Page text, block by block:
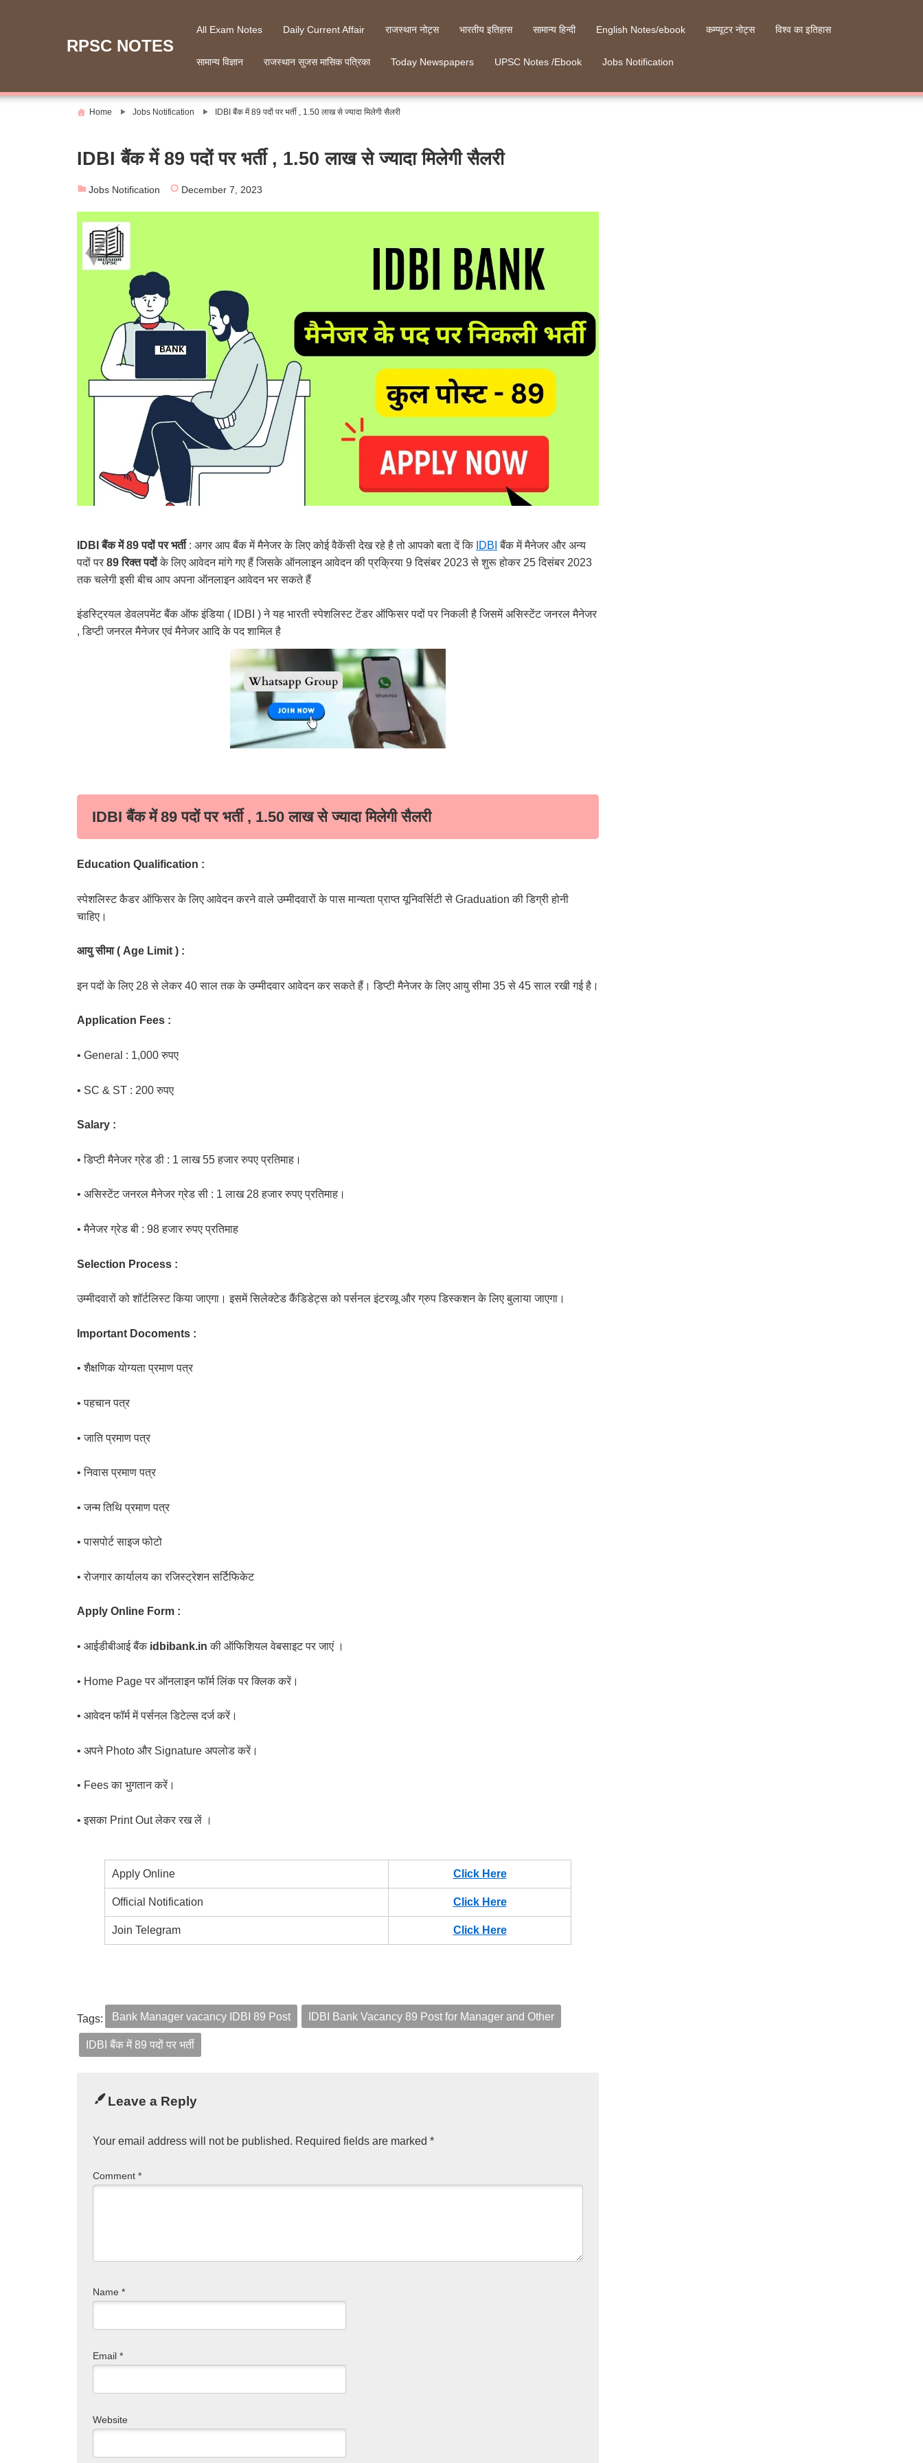
RPSC NOTES
All Exam Notes Daily Current Affair राजस्थान नोट्स भारतीय इतिहास सामान्य हिन्दी English Notes/ebook कम्प्यूटर नोट्स विश्व का इतिहास
सामान्य विज्ञान राजस्थान सुजस मासिक पत्रिका Today Newspapers UPSC Notes /Ebook Jobs Notification
Home Jobs Notification IDBI बैंक में 89 पदों पर भर्ती , 1.50 लाख से ज्यादा मिलेगी सैलरी
IDBI बैंक में 89 पदों पर भर्ती , 1.50 लाख से ज्यादा मिलेगी सैलरी
Jobs Notification December 7, 2023
IDBI बैंक में 89 पदों पर भर्ती : अगर आप बैंक में मैनेजर के लिए कोई वैकेंसी देख रहे है तो आपको बता दें कि IDBI बैंक में मैनेजर और अन्य
पदों पर 89 रिक्त पदोंके लिए आवेदन मांगे गए हैं जिसके ऑनलाइन आवेदन की प्रक्रिया 9 दिसंबर 2023 से शुरू होकर 25 दिसंबर 2023
तक चलेगी इसी बीच आप अपना ऑनलाइन आवेदन भर सकते हैं
इंडस्ट्रियल डेवलपमेंट बैंक ऑफ इंडिया ( IDBI ) ने यह भारती स्पेशलिस्ट टेंडर ऑफिसर पदों पर निकली है जिसमें असिस्टेंट जनरल मैनेजर
, डिप्टी जनरल मैनेजर एवं मैनेजर आदि के पद शामिल है
IDBI बैंक में 89 पदों पर भर्ती , 1.50 लाख से ज्यादा मिलेगी सैलरी
Education Qualification :
स्पेशलिस्ट कैडर ऑफिसर के लिए आवेदन करने वाले उम्मीदवारों के पास मान्यता प्राप्त यूनिवर्सिटी से Graduation की डिग्री होनी
चाहिए।
आयु सीमा ( Age Limit ) :
इन पदों के लिए 28 से लेकर 40 साल तक के उम्मीदवार आवेदन कर सकते हैं। डिप्टी मैनेजर के लिए आयु सीमा 35 से 45 साल रखी गई है।
Application Fees :
• General : 1,000 रुपए
• SC & ST : 200 रुपए
Salary :
• डिप्टी मैनेजर ग्रेड डी : 1 लाख 55 हजार रुपए प्रतिमाह।
• असिस्टेंट जनरल मैनेजर ग्रेड सी : 1 लाख 28 हजार रुपए प्रतिमाह।
• मैनेजर ग्रेड बी : 98 हजार रुपए प्रतिमाह
Selection Process :
उम्मीदवारों को शॉर्टलिस्ट किया जाएगा। इसमें सिलेक्टेड कैंडिडेट्स को पर्सनल इंटरव्यू और ग्रुप डिस्कशन के लिए बुलाया जाएगा।
Important Docoments :
• शैक्षणिक योग्यता प्रमाण पत्र
• पहचान पत्र
• जाति प्रमाण पत्र
• निवास प्रमाण पत्र
• जन्म तिथि प्रमाण पत्र
• पासपोर्ट साइज फोटो
• रोजगार कार्यालय का रजिस्ट्रेशन सर्टिफिकेट
Apply Online Form :
• आईडीबीआई बैंक idbibank.in की ऑफिशियल वेबसाइट पर जाएं ।
• Home Page पर ऑनलाइन फॉर्म लिंक पर क्लिक करें।
• आवेदन फॉर्म में पर्सनल डिटेल्स दर्ज करें।
• अपने Photo और Signature अपलोड करें।
• Fees का भुगतान करें।
• इसका Print Out लेकर रख लें ।
Apply Online Click Here
Official Notification Click Here
Join Telegram Click Here
Tags: Bank Manager vacancy IDBI 89 Post IDBI Bank Vacancy 89 Post for Manager and Other
IDBI बैंक में 89 पदों पर भर्ती
Leave a Reply
Your email address will not be published. Required fields are marked *
Comment *
Name *
Email *
Website